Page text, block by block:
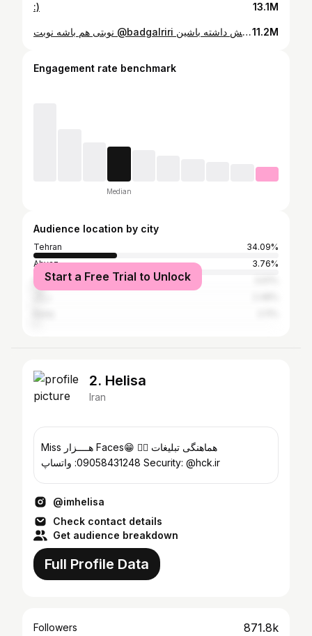
:) 13.1M
نوبتی هم باشه نوبت @badgalriri چطور شد؟ برای پهن کردن بینیم از خمیر گوماژ استفاده کردم و داخل بینیم دستمال کاغذی لول کردم گذاشتم 😅تا حد امکان یکم پهن بشه خلاصه بخش چالش برانگیز گریم بینی بود امیدوارم دوسش داشته باشین🥹11.2M
Engagement rate benchmark
Median
Audience location by city
Tehran
34.09%
Ahvaz
3.76%
Isfahan
Start a Free Trial to Unlock
2. Helisa
Iran
Miss هــــزار Faces😁 هماهنگی تبلیغات 👇🏻⁩
09058431248: واتساپ Security: @hck.ir
@imhelisa
Check contact details
Get audience breakdown
Full Profile Data
Followers 871.8k